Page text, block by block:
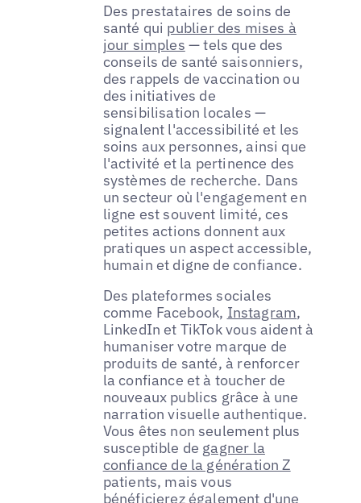
Des prestataires de soins de
santé qui publier des mises à
jour simples — tels que des
conseils de santé saisonniers,
des rappels de vaccination ou
des initiatives de
sensibilisation locales —
signalent l'accessibilité et les
soins aux personnes, ainsi que
l'activité et la pertinence des
systèmes de recherche. Dans
un secteur où l'engagement en
ligne est souvent limité, ces
petites actions donnent aux
pratiques un aspect accessible,
humain et digne de confiance.
Des plateformes sociales
comme Facebook, Instagram,
LinkedIn et TikTok vous aident à
humaniser votre marque de
produits de santé, à renforcer
la confiance et à toucher de
nouveaux publics grâce à une
narration visuelle authentique.
Vous êtes non seulement plus
susceptible de gagner la
confiance de la génération Z
patients, mais vous
bénéficierez également d'une